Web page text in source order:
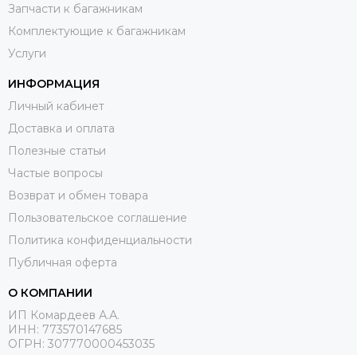
Запчасти к багажникам
Комплектующие к багажникам
Услуги
ИНФОРМАЦИЯ
Личный кабинет
Доставка и оплата
Полезные статьи
Частые вопросы
Возврат и обмен товара
Пользовательское соглашение
Политика конфиденциальности
Публичная оферта
О КОМПАНИИ
ИП Комардеев А.А.
ИНН: 773570147685
ОГРН: 307770000453035